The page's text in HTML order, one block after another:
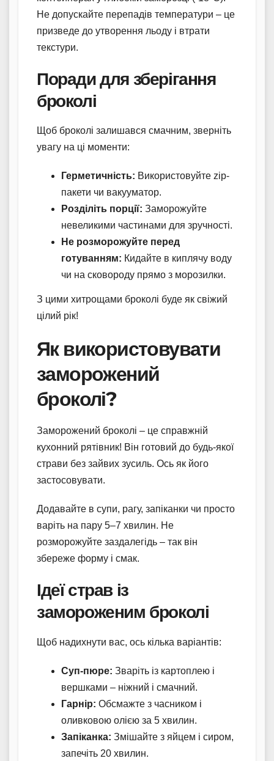
Не допускайте перепадів температури – це
призведе до утворення льоду і втрати
текстури.
Поради для зберігання
броколі
Щоб броколі залишався смачним, зверніть
увагу на ці моменти:
Герметичність: Використовуйте zip-
пакети чи вакууматор.
Розділіть порції: Заморожуйте
невеликими частинами для зручності.
Не розморожуйте перед
готуванням: Кидайте в киплячу воду
чи на сковороду прямо з морозилки.
З цими хитрощами броколі буде як свіжий
цілий рік!
Як використовувати
заморожений
броколі?
Заморожений броколі – це справжній
кухонний рятівник! Він готовий до будь-якої
страви без зайвих зусиль. Ось як його
застосовувати.
Додавайте в супи, рагу, запіканки чи просто
варіть на пару 5–7 хвилин. Не
розморожуйте заздалегідь – так він
збереже форму і смак.
Ідеї страв із
замороженим броколі
Щоб надихнути вас, ось кілька варіантів:
Суп-пюре: Зваріть із картоплею і
вершками – ніжний і смачний.
Гарнір: Обсмажте з часником і
оливковою олією за 5 хвилин.
Запіканка: Змішайте з яйцем і сиром,
запечіть 20 хвилин.